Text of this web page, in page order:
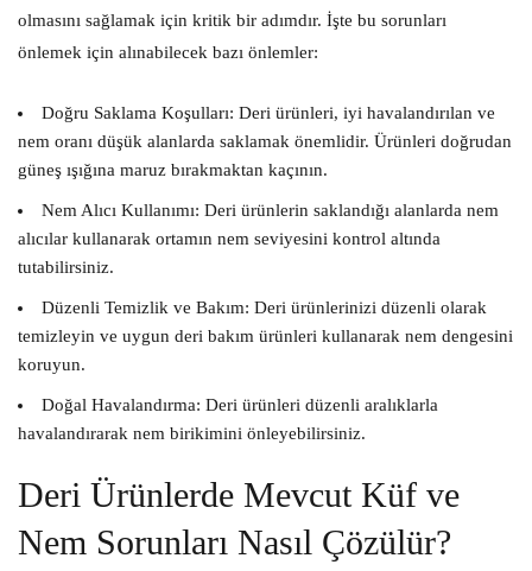
olmasını sağlamak için kritik bir adımdır. İşte bu sorunları
önlemek için alınabilecek bazı önlemler:
Doğru Saklama Koşulları: Deri ürünleri, iyi havalandırılan ve
nem oranı düşük alanlarda saklamak önemlidir. Ürünleri doğrudan
güneş ışığına maruz bırakmaktan kaçının.
Nem Alıcı Kullanımı: Deri ürünlerin saklandığı alanlarda nem
alıcılar kullanarak ortamın nem seviyesini kontrol altında
tutabilirsiniz.
Düzenli Temizlik ve Bakım: Deri ürünlerinizi düzenli olarak
temizleyin ve uygun deri bakım ürünleri kullanarak nem dengesini
koruyun.
Doğal Havalandırma: Deri ürünleri düzenli aralıklarla
havalandırarak nem birikimini önleyebilirsiniz.
Deri Ürünlerde Mevcut Küf ve
Nem Sorunları Nasıl Çözülür?